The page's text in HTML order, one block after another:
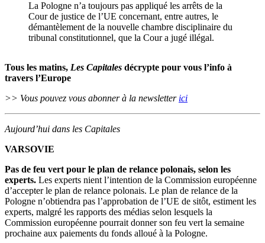
La Pologne n’a toujours pas appliqué les arrêts de la
Cour de justice de l’UE concernant, entre autres, le
démantèlement de la nouvelle chambre disciplinaire du
tribunal constitutionnel, que la Cour a jugé illégal.
Tous les matins, Les Capitales décrypte pour vous l’info à
travers l’Europe
>> Vous pouvez vous abonner à la newsletter ici
Aujourd’hui dans les Capitales
VARSOVIE
Pas de feu vert pour le plan de relance polonais, selon les
experts. Les experts nient l’intention de la Commission européenne
d’accepter le plan de relance polonais. Le plan de relance de la
Pologne n’obtiendra pas l’approbation de l’UE de sitôt, estiment les
experts, malgré les rapports des médias selon lesquels la
Commission européenne pourrait donner son feu vert la semaine
prochaine aux paiements du fonds alloué à la Pologne.